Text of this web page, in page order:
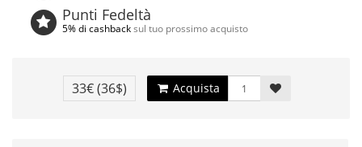
Punti Fedeltà
5% di cashbacksul tuo prossimo acquisto
33€(36$) Acquista